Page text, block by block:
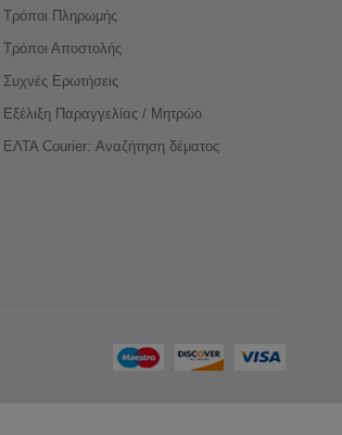
Τρόποι Πληρωμής
Τρόποι Αποστολής
Συχνές Ερωτήσεις
Εξέλιξη Παραγγελίας / Μητρώο
ΕΛΤΑ Courier: Αναζήτηση δέματος